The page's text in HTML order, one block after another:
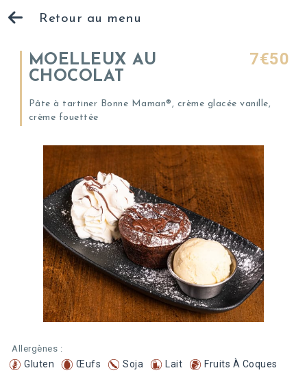
Retour au menu
MOELLEUX AU
CHOCOLAT
7€50
Pâte à tartiner Bonne Maman®, crème glacée vanille,
crème fouettée
Allergènes :
Gluten Œufs Soja Lait Fruits À Coques